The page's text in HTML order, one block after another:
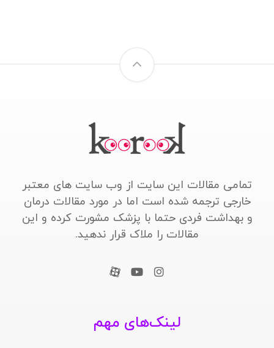
تمامی مقالات این سایت از وب سایت های معتبر
خارجی ترجمه شده است اما در مورد مقالات درمان
و بهداشت فردی حتما با پزشک مشورت کرده و این
مقالات را ملاک قرار ندهید.
لینک‌های مهم